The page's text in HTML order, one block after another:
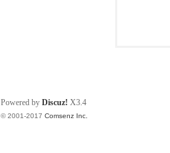
Powered by Discuz! X3.4
© 2001-2017 Comsenz Inc.